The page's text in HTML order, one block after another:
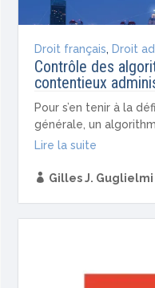
Droit français, Droit
Contrôle des
contentieux
Pour s’en tenir à la
générale, un
Lire la suite
 Gilles J. Guglielmi